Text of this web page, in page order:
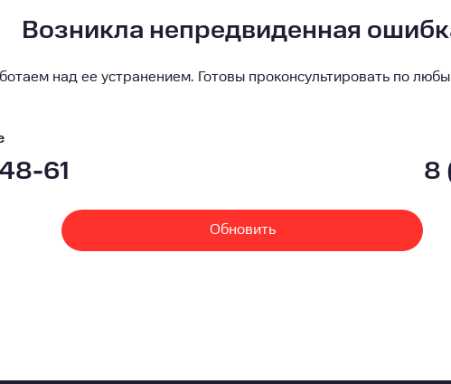
Возникла непредвиденная
над ее устранением. Готовы проконсультировать по
61 8
Обновить